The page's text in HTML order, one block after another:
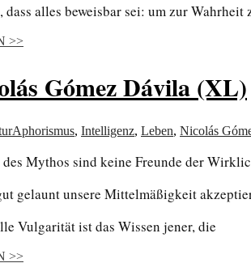
alles beweisbar sei: um zur
>>
Gómez Dávila (XL)
Aphorismus, Intelligenz, Leben, Nicolás
des Mythos sind keine Freunde der
gelaunt unsere Mittelmäßigkeit
Vulgarität ist das Wissen jener, die
>>